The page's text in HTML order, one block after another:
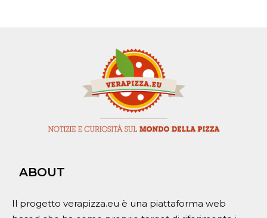
ABOUT
Il progetto verapizza.eu è una piattaforma web